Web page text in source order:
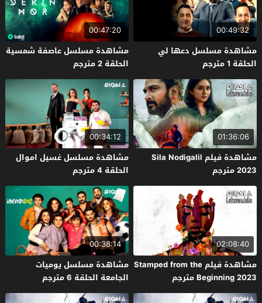
00:49:32
مشاهدة مسلسل دعها لي
الحلقة 1 مترجم
00:47:20
مشاهدة مسلسل عاصفة شمسية
الحلقة 2 مترجم
01:36:06
مشاهدة فيلم Sila Nodigalil
2023 مترجم
00:34:12
مشاهدة مسلسل غسيل اموال
الحلقة 4 مترجم
02:08:40
مشاهدة فيلم Stamped from the
Beginning 2023 مترجم
00:38:14
مشاهدة مسلسل يوميات
الجامعة الحلقة 6 مترجم